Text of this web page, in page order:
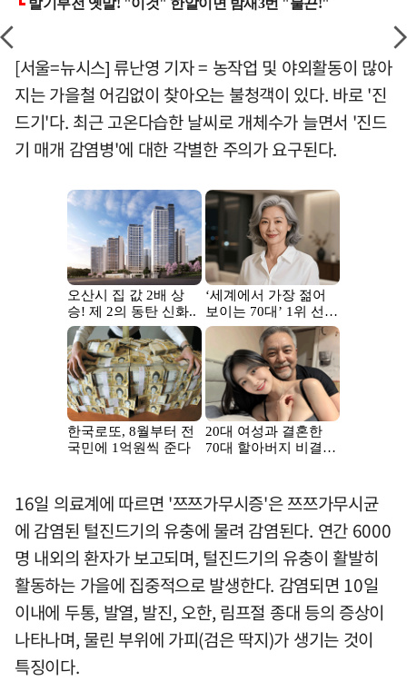
[서울=뉴시스] 류난영 기자 = 농작업 및 야외활동이 많아
지는 가을철 어김없이 찾아오는 불청객이 있다. 바로 '진
드기'다. 최근 고온다습한 날씨로 개체수가 늘면서 '진드
기 매개 감염병'에 대한 각별한 주의가 요구된다.
16일 의료계에 따르면 '쯔쯔가무시증'은 쯔쯔가무시균
에 감염된 털진드기의 유충에 물려 감염된다. 연간 6000
명 내외의 환자가 보고되며, 털진드기의 유충이 활발히
활동하는 가을에 집중적으로 발생한다. 감염되면 10일
이내에 두통, 발열, 발진, 오한, 림프절 종대 등의 증상이
나타나며, 물린 부위에 가피(검은 딱지)가 생기는 것이
특징이다.